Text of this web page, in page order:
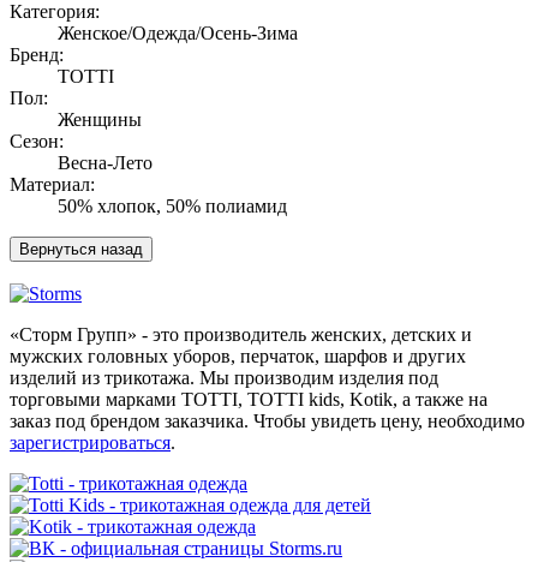
Категория:
Женское/Одежда/Осень-Зима
Бренд:
TOTTI
Пол:
Женщины
Сезон:
Весна-Лето
Материал:
50% хлопок, 50% полиамид
«Сторм Групп» - это производитель женских, детских и
мужских головных уборов, перчаток, шарфов и других
изделий из трикотажа. Мы производим изделия под
торговыми марками TOTTI, TOTTI kids, Kotik, а также на
заказ под брендом заказчика. Чтобы увидеть цену, необходимо
зарегистрироваться.